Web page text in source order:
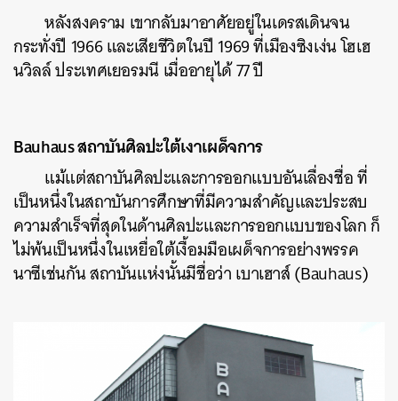
หลังสงคราม เขากลับมาอาศัยอยู่ในเดรสเดินจน
กระทั่งปี 1966 และเสียชีวิตในปี 1969 ที่เมืองซิงเง่น โฮเฮ
นวิลล์ ประเทศเยอรมนี เมื่ออายุได้ 77 ปี
Bauhaus สถาบันศิลปะใต้เงาเผด็จการ
แม้แต่สถาบันศิลปะและการออกแบบอันเลื่องชื่อ ที่
เป็นหนึ่งในสถาบันการศึกษาที่มีความสำคัญและประสบ
ความสำเร็จที่สุดในด้านศิลปะและการออกแบบของโลก ก็
ไม่พ้นเป็นหนึ่งในเหยื่อใต้เงื้อมมือเผด็จการอย่างพรรค
นาซีเช่นกัน สถาบันแห่งนั้นมีชื่อว่า เบาเฮาส์ (Bauhaus)